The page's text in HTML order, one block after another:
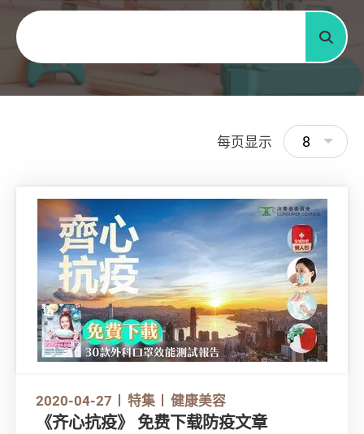
关键字
搜寻
每页显示 8
2020-04-27 特集 健康美容
《齐心抗疫》 免费下载防疫文章